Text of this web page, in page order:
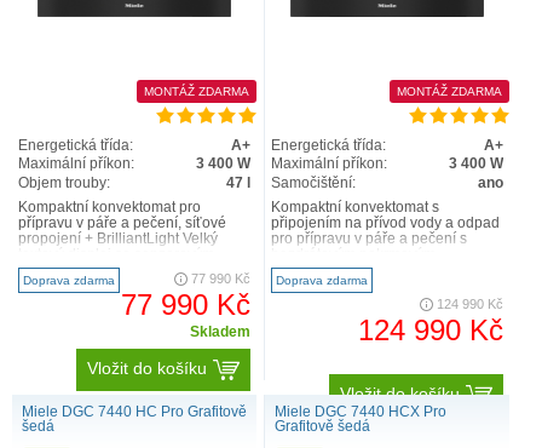
MONTÁŽ ZDARMA
Energetická třída:
A+
Maximální příkon:
3 400 W
Objem trouby:
47 l
Kompaktní konvektomat pro
přípravu v páře a pečení, síťové
propojení + BrilliantLight Velký
ovládáním – DirectSenso..
Doprava zdarma 77 990 Kč
77 990 Kč
Skladem
Vložit do košíku
MONTÁŽ ZDARMA
Energetická třída:
A+
Maximální příkon:
3 400 W
Samočištění:
ano
Kompaktní konvektomat s
připojením na přívod vody a odpad
pro přípravu v páře a pečení s
teploměrem + příprava menu Velký
dot..
Doprava zdarma
124 990 Kč
124 990 Kč
Vložit do košíku
Miele DGC 7440 HC Pro Grafitově
šedá
Miele DGC 7440 HCX Pro
Grafitově šedá